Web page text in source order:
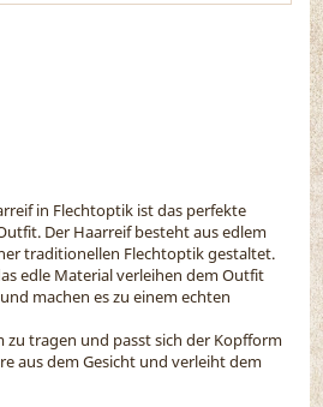
in Flechtoptik ist das perfekte
Der Haarreif besteht aus edlem
traditionellen Flechtoptik gestaltet.
edle Material verleihen dem Outfit
machen es zu einem echten
zu tragen und passt sich der Kopfform
aus dem Gesicht und verleiht dem